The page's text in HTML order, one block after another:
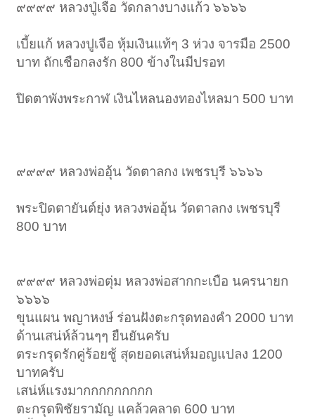
๙๙๙๙ หลวงปู่เจือ วัดกลางบางแก้ว ๖๖๖๖
เบี้ยแก้ หลวงปูเจือ หุ้มเงินแท้ๆ 3 ห่วง จารมือ 2500
บาท ถักเชือกลงรัก 800 ข้างในมีปรอท
ปิดตาพังพระกาฬ เงินไหลนองทองไหลมา 500 บาท
๙๙๙๙ หลวงพ่ออุ้น วัดตาลกง เพชรบุรี ๖๖๖๖
พระปิดตายันต์ยุ่ง หลวงพ่ออุ้น วัดตาลกง เพชรบุรี
800 บาท
๙๙๙๙ หลวงพ่อตุ่ม หลวงพ่อสากกะเบือ นครนายก
๖๖๖๖
ขุนแผน พญาหงษ์ ร่อนฝังตะกรุดทองคำ 2000 บาท
ด้านเสน่ห์ล้วนๆๆ ยืนยันครับ
ตระกรุดรักคู่ร้อยชู้ สุดยอดเสน่ห์มอญแปลง 1200
บาทครับ
เสน่ห์แรงมากกกกกกกกก
ตะกรุดพิชัยรามัญ แคล้วคลาด 600 บาท